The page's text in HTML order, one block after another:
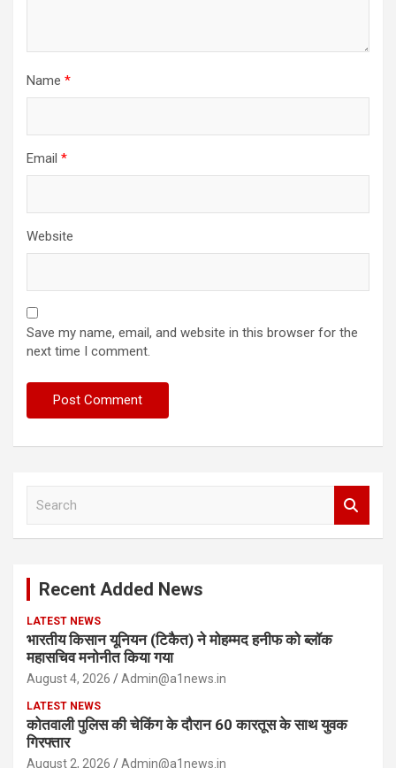
Name *
Email *
Website
Save my name, email, and website in this browser for the
next time I comment.
Recent Added News
LATEST NEWS
भारतीय किसान यूनियन (टिकैत) ने मोहम्मद हनीफ को ब्लॉक
महासचिव मनोनीत किया गया
August 4, 2026 Admin@a1news.in
LATEST NEWS
कोतवाली पुलिस की चेकिंग के दौरान 60 कारतूस के साथ युवक
गिरफ्तार
August 2, 2026 Admin@a1news.in